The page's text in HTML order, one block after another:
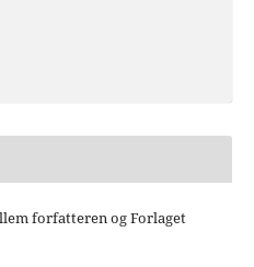
forfatteren og Forlaget